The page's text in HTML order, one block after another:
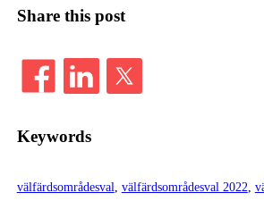
Share this post
Keywords
välfärdsområdesval välfärdsområdesval 2022